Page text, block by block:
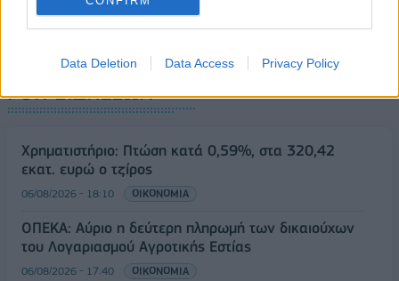
Data Deletion Data Access Privacy Policy
ΡΟΗ ΕΙΔΗΣΕΩΝ
Χρηματιστήριο: Πτώση κατά 0,59%, στα 320,42
εκατ. ευρώ ο τζίρος
06/08/2026 - 18:10 ΟΙΚΟΝΟΜΙΑ
ΟΠΕΚΑ: Αύριο η δεύτερη πληρωμή των δικαιούχων
του Λογαριασμού Αγροτικής Εστίας
06/08/2026 - 17:40 ΟΙΚΟΝΟΜΙΑ